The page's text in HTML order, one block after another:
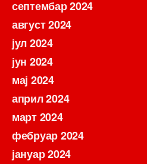
септембар 2024
август 2024
јул 2024
јун 2024
мај 2024
април 2024
март 2024
фебруар 2024
јануар 2024